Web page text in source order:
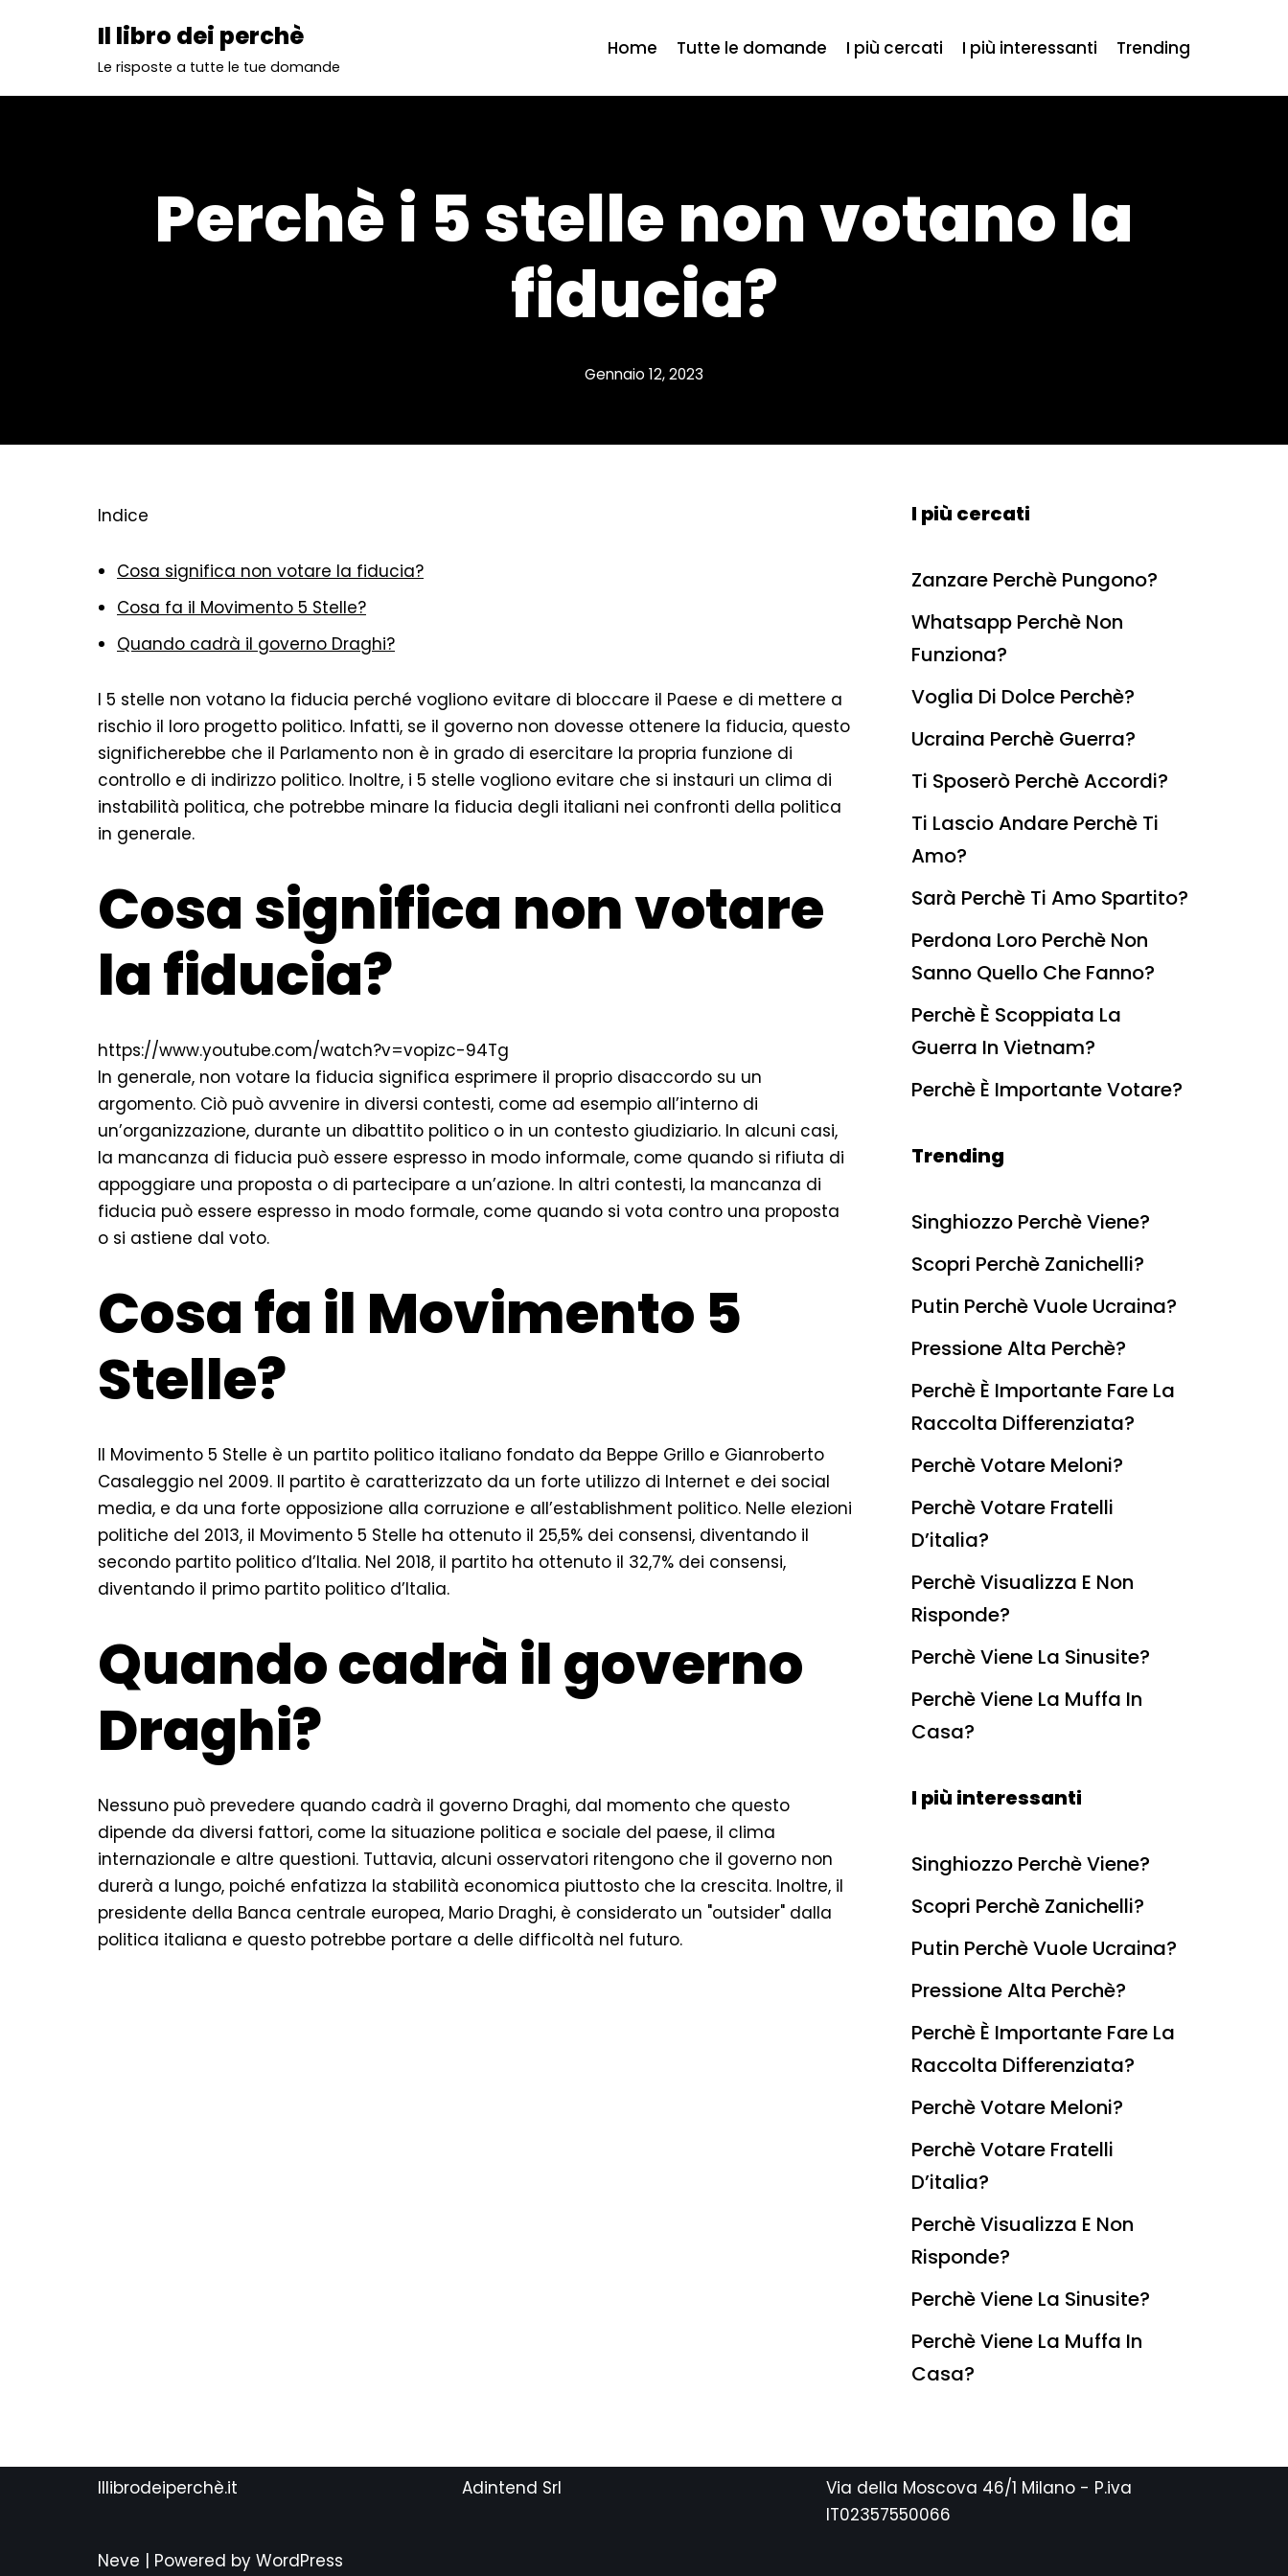
Il libro dei perchè
Le risposte a tutte le tue domande
Home Tutte le domande I più cercati I più interessanti Trending
Perchè i 5 stelle non votano la
fiducia?
Gennaio 12, 2023
Indice
Cosa significa non votare la fiducia?
Cosa fa il Movimento 5 Stelle?
Quando cadrà il governo Draghi?
I 5 stelle non votano la fiducia perché vogliono evitare di bloccare il Paese e di mettere a
rischio il loro progetto politico. Infatti, se il governo non dovesse ottenere la fiducia, questo
significherebbe che il Parlamento non è in grado di esercitare la propria funzione di
controllo e di indirizzo politico. Inoltre, i 5 stelle vogliono evitare che si instauri un clima di
instabilità politica, che potrebbe minare la fiducia degli italiani nei confronti della politica
in generale.
Cosa significa non votare
la fiducia?
https://www.youtube.com/watch?v=vopizc-94Tg
In generale, non votare la fiducia significa esprimere il proprio disaccordo su un
argomento. Ciò può avvenire in diversi contesti, come ad esempio all’interno di
un’organizzazione, durante un dibattito politico o in un contesto giudiziario. In alcuni casi,
la mancanza di fiducia può essere espresso in modo informale, come quando si rifiuta di
appoggiare una proposta o di partecipare a un’azione. In altri contesti, la mancanza di
fiducia può essere espresso in modo formale, come quando si vota contro una proposta
o si astiene dal voto.
Cosa fa il Movimento 5
Stelle?
Il Movimento 5 Stelle è un partito politico italiano fondato da Beppe Grillo e Gianroberto
Casaleggio nel 2009. Il partito è caratterizzato da un forte utilizzo di Internet e dei social
media, e da una forte opposizione alla corruzione e all’establishment politico. Nelle elezioni
politiche del 2013, il Movimento 5 Stelle ha ottenuto il 25,5% dei consensi, diventando il
secondo partito politico d’Italia. Nel 2018, il partito ha ottenuto il 32,7% dei consensi,
diventando il primo partito politico d’Italia.
Quando cadrà il governo
Draghi?
Nessuno può prevedere quando cadrà il governo Draghi, dal momento che questo
dipende da diversi fattori, come la situazione politica e sociale del paese, il clima
internazionale e altre questioni. Tuttavia, alcuni osservatori ritengono che il governo non
durerà a lungo, poiché enfatizza la stabilità economica piuttosto che la crescita. Inoltre, il
presidente della Banca centrale europea, Mario Draghi, è considerato un "outsider" dalla
politica italiana e questo potrebbe portare a delle difficoltà nel futuro.
I più cercati
Zanzare Perchè Pungono?
Whatsapp Perchè Non
Funziona?
Voglia Di Dolce Perchè?
Ucraina Perchè Guerra?
Ti Sposerò Perchè Accordi?
Ti Lascio Andare Perchè Ti
Amo?
Sarà Perchè Ti Amo Spartito?
Perdona Loro Perchè Non
Sanno Quello Che Fanno?
Perchè È Scoppiata La
Guerra In Vietnam?
Perchè È Importante Votare?
Trending
Singhiozzo Perchè Viene?
Scopri Perchè Zanichelli?
Putin Perchè Vuole Ucraina?
Pressione Alta Perchè?
Perchè È Importante Fare La
Raccolta Differenziata?
Perchè Votare Meloni?
Perchè Votare Fratelli
D’italia?
Perchè Visualizza E Non
Risponde?
Perchè Viene La Sinusite?
Perchè Viene La Muffa In
Casa?
I più interessanti
Singhiozzo Perchè Viene?
Scopri Perchè Zanichelli?
Putin Perchè Vuole Ucraina?
Pressione Alta Perchè?
Perchè È Importante Fare La
Raccolta Differenziata?
Perchè Votare Meloni?
Perchè Votare Fratelli
D’italia?
Perchè Visualizza E Non
Risponde?
Perchè Viene La Sinusite?
Perchè Viene La Muffa In
Casa?
Illibrodeiperchè.it Adintend Srl
Via della Moscova 46/1 Milano - P.iva
IT02357550066
Neve | Powered by WordPress